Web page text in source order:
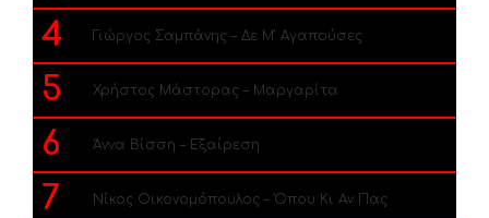
4 Γιώργος Σαμπάνης – Δε Μ’ Αγαπούσες
5 Χρήστος Μάστορας – Μαργαρίτα
6 Άννα Βίσση – Εξαίρεση
7 Νίκος Οικονομόπουλος – Όπου Κι Αν Πας